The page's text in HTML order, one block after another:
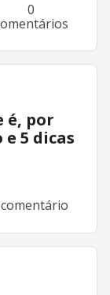
0
é, por
5 dicas
comentário